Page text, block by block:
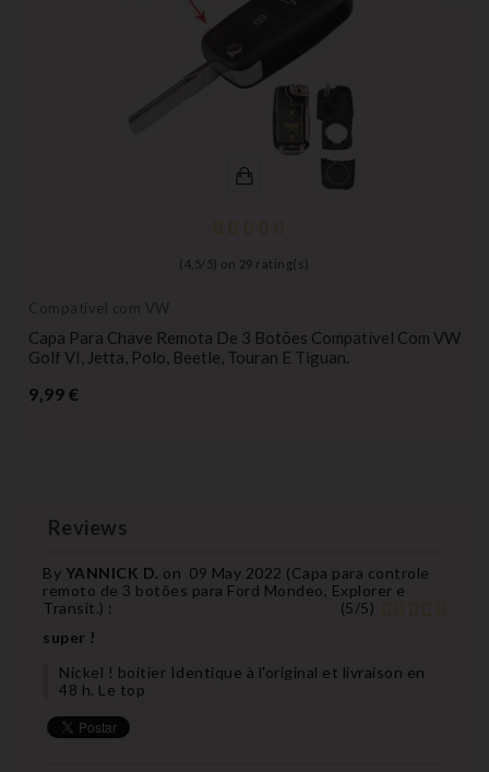
( 4,5/ 5) on 29 rating(s)
Compatível com VW
Capa Para Chave Remota De 3 Botões Compatível Com VW
Golf VI, Jetta, Polo, Beetle, Touran E Tiguan.
9,99 €
Reviews
By YANNICK D. on 09 May 2022 (Capa para controle
remoto de 3 botões para Ford Mondeo, Explorer e
Transit.) : (5/5)
super !
Nickel ! boitier Identique à l'original et livraison en
48 h. Le top